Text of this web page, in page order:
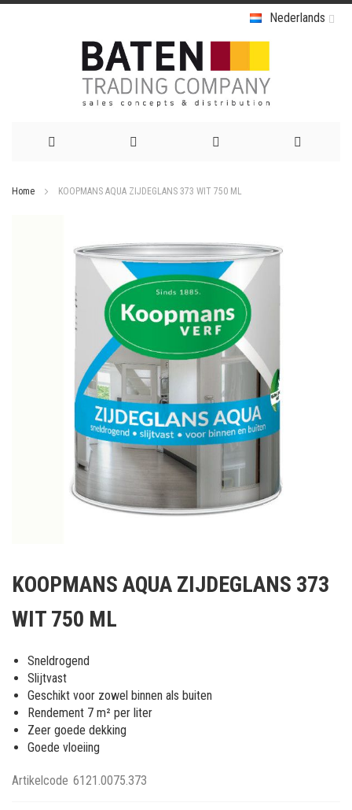
Nederlands
Home KOOPMANS AQUA ZIJDEGLANS 373 WIT 750 ML
afbeeldingen-
het
van
afbeeldingen-
gallerij
KOOPMANS AQUA ZIJDEGLANS 373
WIT 750 ML
Sneldrogend
Slijtvast
Geschikt voor zowel binnen als buiten
Rendement 7 m² per liter
Zeer goede dekking
Goede vloeiing
Artikelcode 6121.0075.373